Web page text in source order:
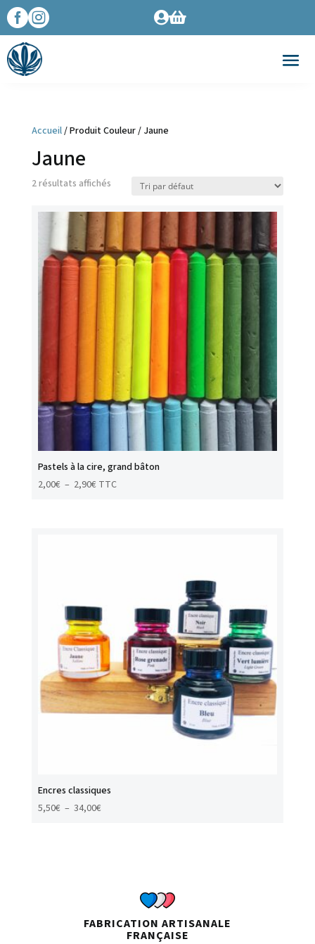
 
Accueil/ Produit Couleur / Jaune
Jaune
2 résultats affichés
Pastels à la cire, grand bâton
2,00€ – 2,90€Plage
TTC
Encres classiques
5,50€ – 34,00€Plage
FABRICATION ARTISANALE
FRANÇAISE